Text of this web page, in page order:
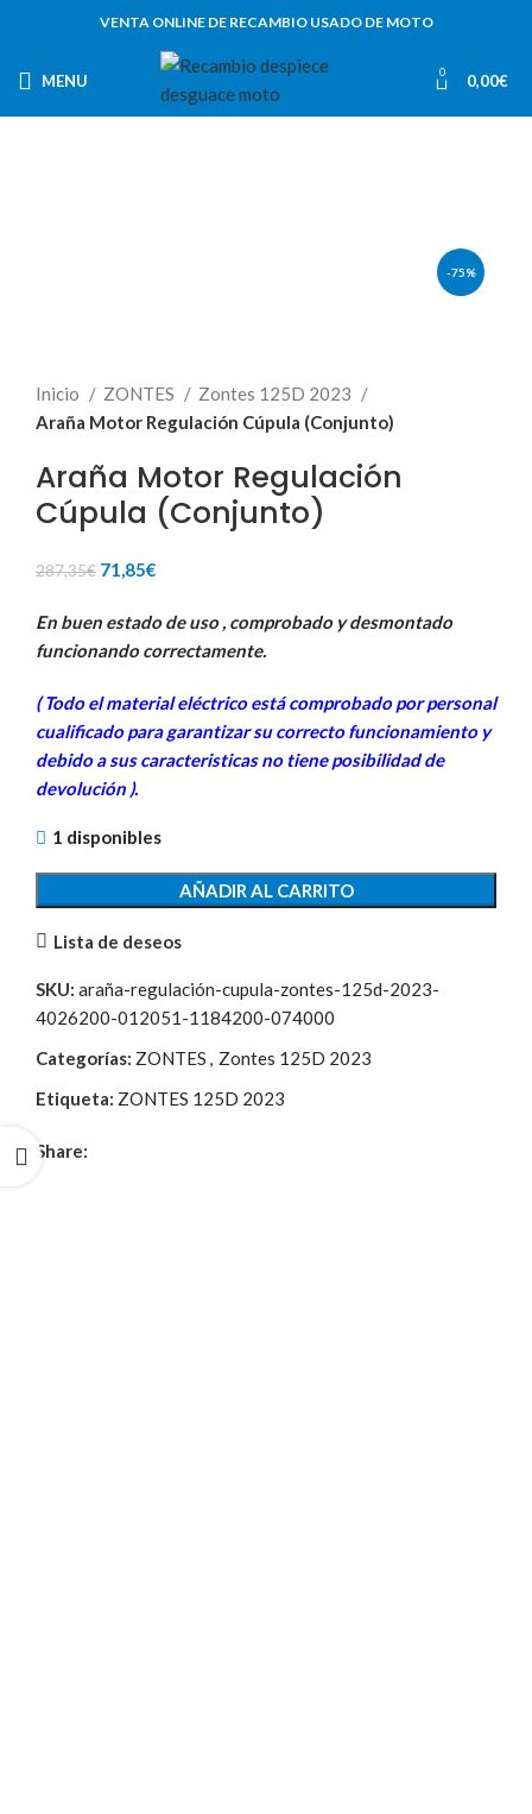
VENTA ONLINE DE RECAMBIO USADO DE MOTO
MENU 0 0,00€
-75%
Inicio ZONTES
Zontes 125D 2023
Araña Motor Regulación Cúpula (Conjunto)
Araña Motor Regulación
Cúpula (Conjunto)
287,35€ El
original
era:
71,85€
actual
es:
En buen estado de uso , comprobado y desmontado
funcionando correctamente.
( Todo el material eléctrico está comprobado por personal
cualificado para garantizar su correcto funcionamiento y
debido a sus caracteristicas no tiene posibilidad de
devolución ).
1 disponibles
AÑADIR AL CARRITO
Lista de deseos
SKU: araña-regulación-cupula-zontes-125d-2023-
4026200-012051-1184200-074000
Categorías: ZONTES , Zontes 125D 2023
Etiqueta: ZONTES 125D 2023
Share: